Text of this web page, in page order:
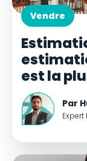
Vendre
est la
Par